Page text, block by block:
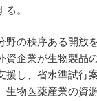
。
野の秩序ある開放
資企業が生物製品
援し、省水準試行
生物医薬産業の資